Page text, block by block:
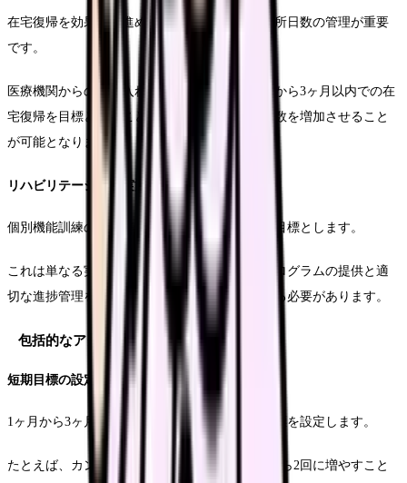
在宅復帰を効果的に進めるためには、適切な在所日数の管理が重要
です。
医療機関からの受け入れ時期を早期化し、入所から3ヶ月以内での在
宅復帰を目標とすることで、年間の受け入れ件数を増加させること
が可能となります。
リハビリテーション実施率の向上
個別機能訓練の実施率については、95％以上を目標とします。
これは単なる実施回数だけでなく、効果的なプログラムの提供と適
切な進捗管理を含めた総合的な指標として捉える必要があります。
包括的なアクションプランの策定
短期目標の設定方法
1ヶ月から3ヶ月の期間で達成可能な具体的な目標を設定します。
たとえば、カンファレンスの実施回数を週1回から2回に増やすこと